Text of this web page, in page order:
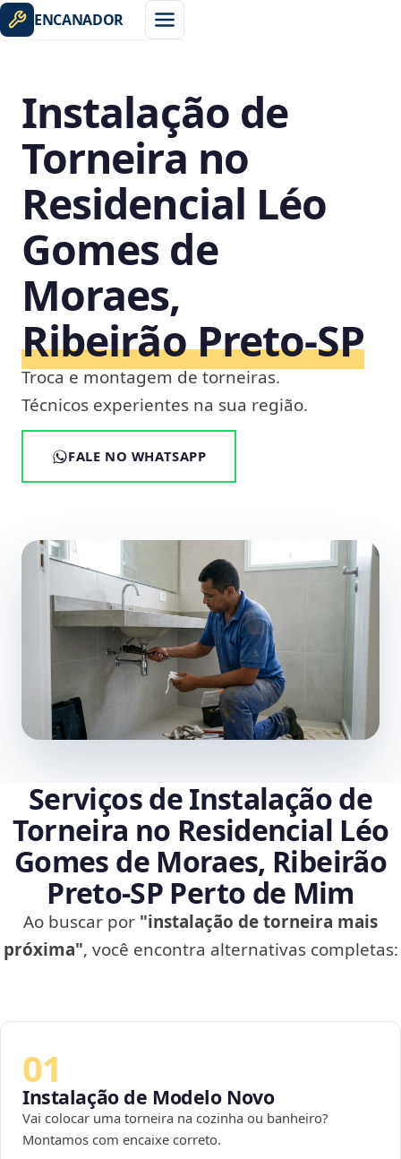
ENCANADOR
Instalação de
Torneira no
Residencial Léo
Gomes de
Moraes,
Ribeirão Preto‑SP
Troca e montagem de torneiras.
Técnicos experientes na sua região.
FALE NO WHATSAPP
Serviços de Instalação de
Torneira no Residencial Léo
Gomes de Moraes, Ribeirão
Preto‑SP Perto de Mim
Ao buscar por "instalação de torneira mais
próxima", você encontra alternativas completas:
01
Instalação de Modelo Novo
Vai colocar uma torneira na cozinha ou banheiro?
Montamos com encaixe correto.